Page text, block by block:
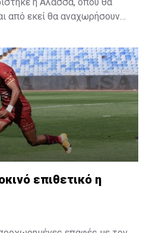
από εκεί θα αναχωρήσουν
απογευματινή προπόνηση
επιθετικό η